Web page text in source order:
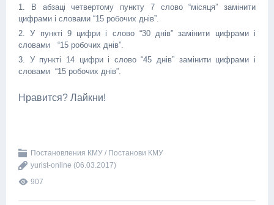
1. В абзаці четвертому пункту 7 слово “місяця” замінити
цифрами і словами “15 робочих днів”.
2. У пункті 9 цифри і слово “30 днів” замінити цифрами і
словами “15 робочих днів”.
3. У пункті 14 цифри і слово “45 днів” замінити цифрами і
словами “15 робочих днів”.
Нравится? Лайкни!
Постановления КМУ / Постанови КМУ
yurist-online (06.03.2017)
907